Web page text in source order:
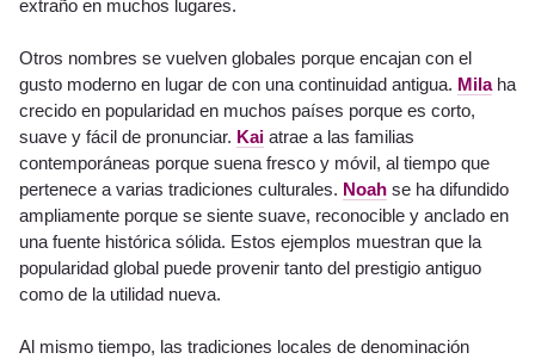
extraño en muchos lugares.
Otros nombres se vuelven globales porque encajan con el
gusto moderno en lugar de con una continuidad antigua. Milaha
crecido en popularidad en muchos países porque es corto,
suave y fácil de pronunciar. Kai atrae a las familias
contemporáneas porque suena fresco y móvil, al tiempo que
pertenece a varias tradiciones culturales. Noah se ha difundido
ampliamente porque se siente suave, reconocible y anclado en
una fuente histórica sólida. Estos ejemplos muestran que la
popularidad global puede provenir tanto del prestigio antiguo
como de la utilidad nueva.
Al mismo tiempo, las tradiciones locales de denominación